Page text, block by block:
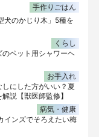
手作りごはん
犬のかじり木」5種を
くらし
のペット用シャワーヘ
お手入れ
にした方がいい？夏
説【獣医師監修】
病気・健康
インズでそろえたい梅